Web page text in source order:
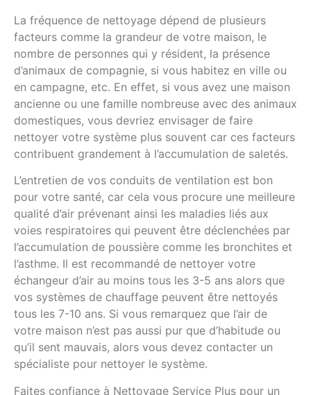
La fréquence de nettoyage dépend de plusieurs
facteurs comme la grandeur de votre maison, le
nombre de personnes qui y résident, la présence
d’animaux de compagnie, si vous habitez en ville ou
en campagne, etc. En effet, si vous avez une maison
ancienne ou une famille nombreuse avec des animaux
domestiques, vous devriez envisager de faire
nettoyer votre système plus souvent car ces facteurs
contribuent grandement à l’accumulation de saletés.
L’entretien de vos conduits de ventilation est bon
pour votre santé, car cela vous procure une meilleure
qualité d’air prévenant ainsi les maladies liés aux
voies respiratoires qui peuvent être déclenchées par
l’accumulation de poussière comme les bronchites et
l’asthme. Il est recommandé de nettoyer votre
échangeur d’air au moins tous les 3-5 ans alors que
vos systèmes de chauffage peuvent être nettoyés
tous les 7-10 ans. Si vous remarquez que l’air de
votre maison n’est pas aussi pur que d’habitude ou
qu’il sent mauvais, alors vous devez contacter un
spécialiste pour nettoyer le système.
Faites confiance à Nettoyage Service Plus pour un